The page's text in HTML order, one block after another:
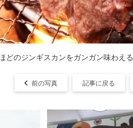
どのジンギスカンをガンガン味わえる
前の写真 記事に戻る